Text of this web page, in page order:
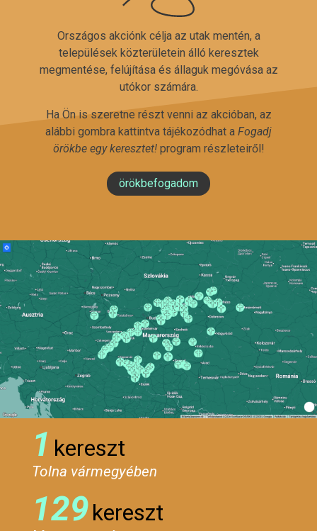
Országos akciónk célja az utak mentén, a
települések közterületein álló keresztek
megmentése, felújítása és állaguk megóvása az
utókor számára.
Ha Ön is szeretne részt venni az akcióban, az
alábbi gombra kattintva tájékozódhat a Fogadj
örökbe egy keresztet!program részleteiről!
örökbefogadom
1 kereszt
Tolna vármegyében
129kereszt